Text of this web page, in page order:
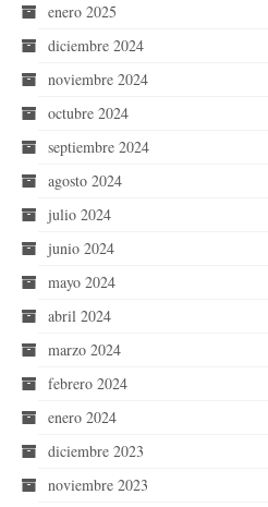
enero 2025
diciembre 2024
noviembre 2024
octubre 2024
septiembre 2024
agosto 2024
julio 2024
junio 2024
mayo 2024
abril 2024
marzo 2024
febrero 2024
enero 2024
diciembre 2023
noviembre 2023